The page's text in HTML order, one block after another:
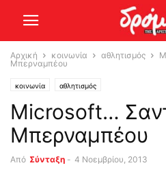
Αρχική κοινωνία αθλητισμός
Μπερναμπέου
κοινωνία αθλητισμός
Microsoft…
Μπερναμπέου
Από Σύνταξη - 4 Νοεμβρίου, 2013